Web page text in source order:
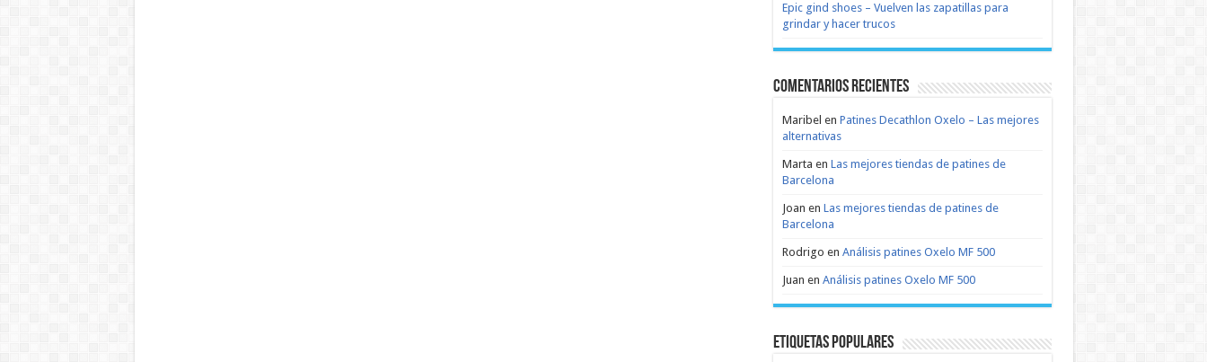
Epic gind shoes – Vuelven las zapatillas para
grindar y hacer trucos
Comentarios recientes
Maribel en Patines Decathlon Oxelo – Las mejores
alternativas
Marta en Las mejores tiendas de patines de
Barcelona
Joan en Las mejores tiendas de patines de
Barcelona
Rodrigo en Análisis patines Oxelo MF 500
Juan en Análisis patines Oxelo MF 500
Etiquetas populares